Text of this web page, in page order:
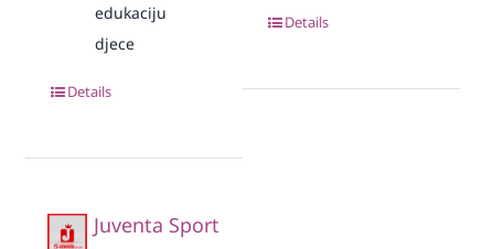
edukaciju
djece
Details
Details
Juventa Sport